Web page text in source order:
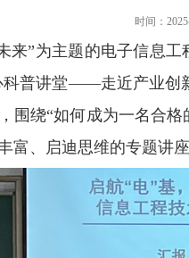
时间：
来”为主题的电子信息
科普讲堂——走近产业
围绕“如何成为一名合
富、启迪思维的专题讲座